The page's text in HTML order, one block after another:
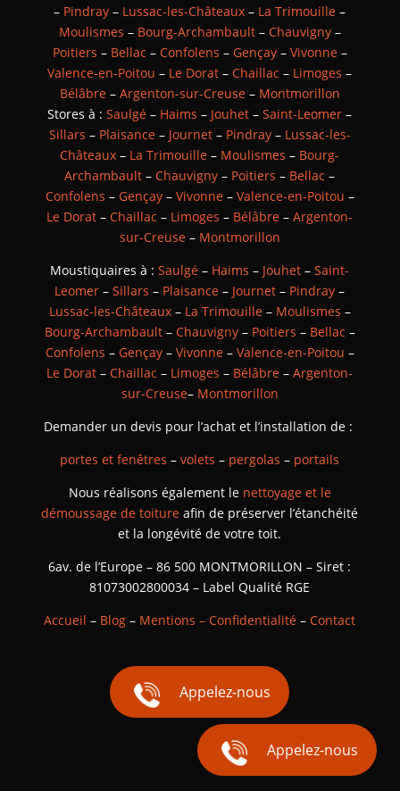
– Pindray – Lussac-les-Châteaux – La Trimouille –
Moulismes – Bourg-Archambault– Chauvigny–
Poitiers – Bellac – Confolens – Gençay– Vivonne–
Valence-en-Poitou – Le Dorat –Chaillac – Limoges –
Bélâbre– Argenton-sur-Creuse– Montmorillon
Stores à :Saulgé – Haims – Jouhet –Saint-Leomer –
Sillars – Plaisance– Journet– Pindray– Lussac-les-
Châteaux – La Trimouille – Moulismes – Bourg-
Archambault –Chauvigny – Poitiers – Bellac –
Confolens – Gençay– Vivonne– Valence-en-Poitou –
Le Dorat –Chaillac – Limoges – Bélâbre –Argenton-
sur-Creuse– Montmorillon
Moustiquaires à :Saulgé – Haims – Jouhet –Saint-
Leomer –Sillars – Plaisance – Journet – Pindray –
Lussac-les-Châteaux– La Trimouille– Moulismes –
Bourg-Archambault– Chauvigny– Poitiers – Bellac –
Confolens – Gençay– Vivonne– Valence-en-Poitou –
Le Dorat –Chaillac – Limoges – Bélâbre –Argenton-
sur-Creuse– Montmorillon
Demander un devis pour l’achat et l’installation de :
portes et fenêtres –volets – pergolas – portails
Nous réalisons également le nettoyage et le
démoussage de toiture afin de préserver l’étanchéité
et la longévité de votre toit.
6av. de l’Europe – 86 500 MONTMORILLON – Siret :
81073002800034 – Label Qualité RGE
Accueil – Blog – Mentions – Confidentialité –Contact
Appelez-nous
Appelez-nous